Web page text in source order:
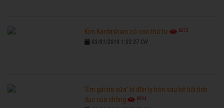
Kim Kardashian có con thứ tư 6272
03/01/2019 1:03:37 CH
'Em gái trà sữa' bị đồn ly hôn sau bê bối tình
dục của chồng
6594